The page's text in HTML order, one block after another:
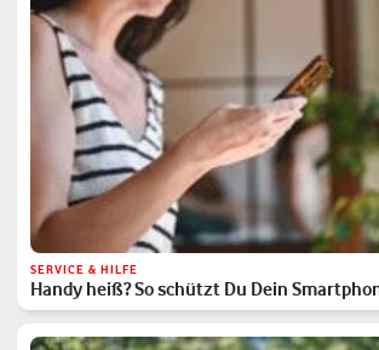
SERVICE & HILFE
Handy heiß? So schützt Du Dein